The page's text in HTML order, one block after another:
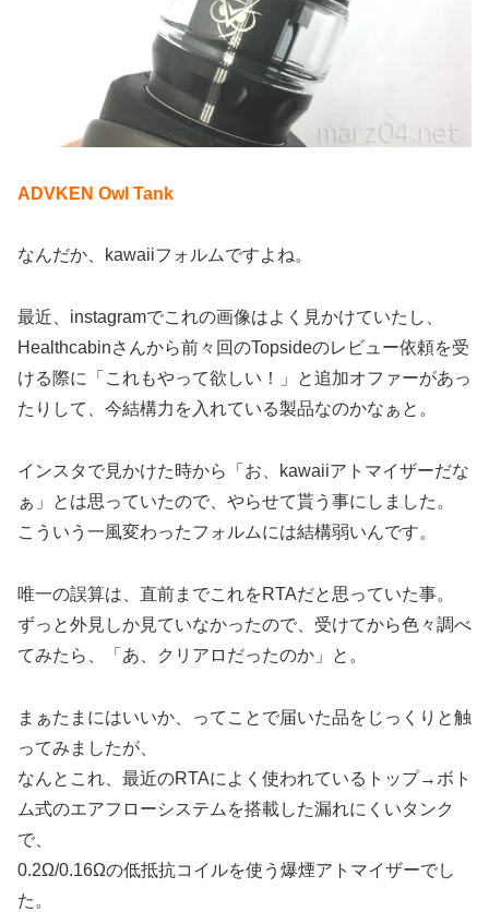
ADVKEN Owl Tank
なんだか、kawaiiフォルムですよね。
最近、instagramでこれの画像はよく見かけていたし、
Healthcabinさんから前々回のTopsideのレビュー依頼を受
ける際に「これもやって欲しい！」と追加オファーがあっ
たりして、今結構力を入れている製品なのかなぁと。
インスタで見かけた時から「お、kawaiiアトマイザーだな
ぁ」とは思っていたので、やらせて貰う事にしました。
こういう一風変わったフォルムには結構弱いんです。
唯一の誤算は、直前までこれをRTAだと思っていた事。
ずっと外見しか見ていなかったので、受けてから色々調べ
てみたら、「あ、クリアロだったのか」と。
まぁたまにはいいか、ってことで届いた品をじっくりと触
ってみましたが、
なんとこれ、最近のRTAによく使われているトップ→ボト
ム式のエアフローシステムを搭載した漏れにくいタンク
で、
0.2Ω/0.16Ωの低抵抗コイルを使う爆煙アトマイザーでし
た。